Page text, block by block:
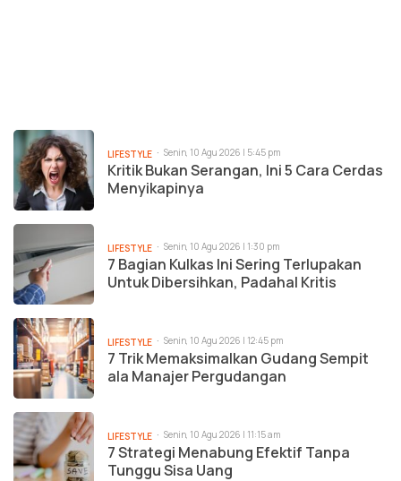
LIFESTYLE Senin, 10 Agu 2026 | 5:45 pm
Kritik Bukan Serangan, Ini 5 Cara Cerdas
Menyikapinya
LIFESTYLE Senin, 10 Agu 2026 | 1:30 pm
7 Bagian Kulkas Ini Sering Terlupakan
Untuk Dibersihkan, Padahal Kritis
LIFESTYLE Senin, 10 Agu 2026 | 12:45 pm
7 Trik Memaksimalkan Gudang Sempit
ala Manajer Pergudangan
LIFESTYLE Senin, 10 Agu 2026 | 11:15 am
7 Strategi Menabung Efektif Tanpa
Tunggu Sisa Uang